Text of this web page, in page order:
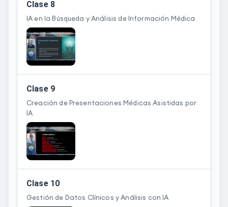
Clase 8
IA en la Búsqueda y Análisis de Información Médica
Clase 9
Creación de Presentaciones Médicas Asistidas por
IA
Clase 10
Gestión de Datos Clínicos y Análisis con IA